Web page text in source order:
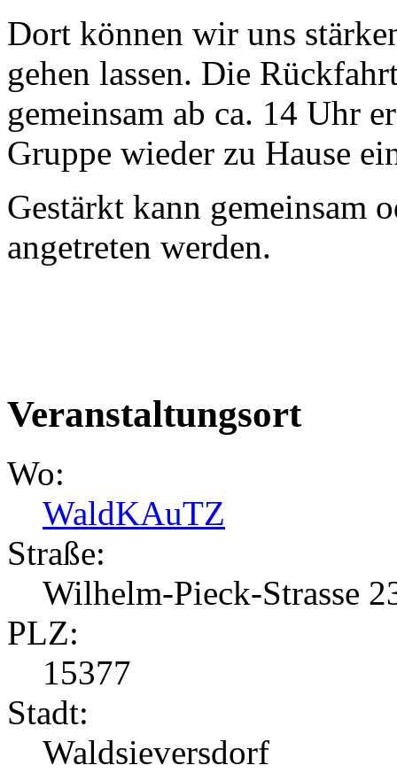
Dort können wir uns
gehen lassen. Die
gemeinsam ab ca. 14 Uhr
Gruppe wieder zu Hause
Gestärkt kann gemeinsam
angetreten werden.
Veranstaltungsort
Wo:
WaldKAuTZ
Straße:
Wilhelm-Pieck-Strasse
PLZ:
15377
Stadt:
Waldsieversdorf